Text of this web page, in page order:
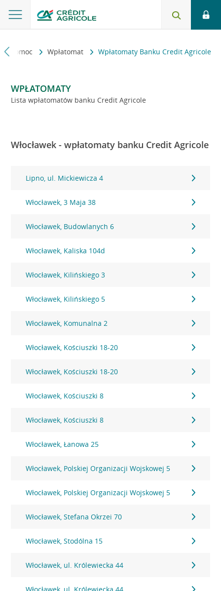
i pomoc Wpłatomat Wpłatomaty Banku Credit Agricole
WPŁATOMATY
Lista wpłatomatów banku Credit Agricole
Włocławek - wpłatomaty banku Credit Agricole
Lipno, ul. Mickiewicza 4
Włocławek, 3 Maja 38
Włocławek, Budowlanych 6
Włocławek, Kaliska 104d
Włocławek, Kilińskiego 3
Włocławek, Kilińskiego 5
Włocławek, Komunalna 2
Włocławek, Kościuszki 18-20
Włocławek, Kościuszki 18-20
Włocławek, Kościuszki 8
Włocławek, Kościuszki 8
Włocławek, Łanowa 25
Włocławek, Polskiej Organizacji Wojskowej 5
Włocławek, Polskiej Organizacji Wojskowej 5
Włocławek, Stefana Okrzei 70
Włocławek, Stodólna 15
Włocławek, ul. Królewiecka 44